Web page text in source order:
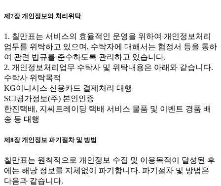
제7장 개인정보의 처리위탁
1. 칠만표는 서비스의 효율적인 운영을 위하여 개인정보처리
업무를 위탁하고 있으며, 수탁자에 대해서는 협정서 등을 통하
여 관련 법규를 준수하도록 관리하고 있습니다.
2. 개인정보처리업무 수탁사 및 위탁내용은 아래와 같습니다.
수탁사 위탁목적
KG이니시스 신용카드 결제처리 대행
SCI평가정보(주) 본인인증
한진택배, 지씨트레이딩 택배 서비스 물품 및 이벤트 경품 배
송 등 대행
제8장 개인정보 파기절차 및 방법
칠만표는 원칙적으로 개인정보 수집 및 이용목적이 달성된 후
에는 해당 정보를 지체없이 파기합니다. 파기절차 및 방법은
다음과 같습니다.